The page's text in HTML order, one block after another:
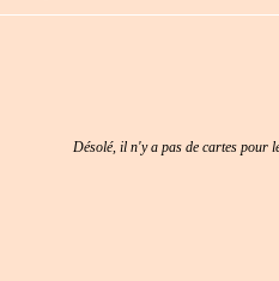
Désolé, il n'y a pas de cartes pour